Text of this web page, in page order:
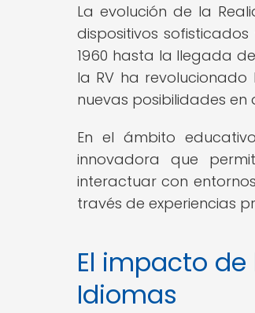
La evolución de la
dispositivos
1960 hasta la llegada
la RV ha
nuevas posibilidades en
En el ámbito
innovadora que
interactuar con
través de experiencias
El impacto de
Idiomas